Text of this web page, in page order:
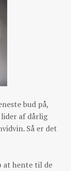
bud på,
lider af dårlig
Så er det
at hente til de